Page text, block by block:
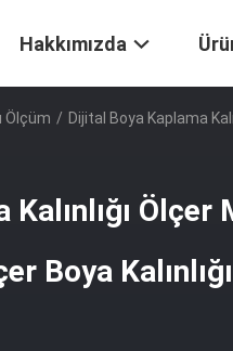
Hakkımızda
Ölçüm / Dijital Boya Kaplama
Ölçer
Boya